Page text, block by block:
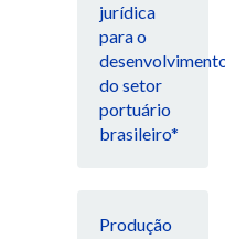
jurídica
para o
do setor
portuário
brasileiro*
Produção